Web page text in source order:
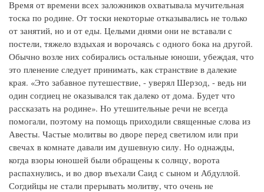
Время от времени всех заложников охватывала мучительная
тоска по родине. От тоски некоторые отказывались не только
от занятий, но и от еды. Целыми днями они не вставали с
постели, тяжело вздыхая и ворочаясь с одного бока на другой.
Обычно возле них собирались остальные юноши, убеждая, что
это пленение следует принимать, как странствие в далекие
края. «Это забавное путешествие, - уверял Шерзод, - ведь ни
один согдиец не оказывался так далеко от дома. Будет что
рассказать на родине». Но утешительные речи не всегда
помогали, поэтому на помощь приходили священные слова из
Авесты. Частые молитвы во дворе перед светилом или при
свечах в комнате давали им душевную силу. Но однажды,
когда взоры юношей были обращены к солнцу, ворота
распахнулись, и во двор въехали Саид с сыном и Абдуллой.
Согдийцы не стали прерывать молитву, что очень не